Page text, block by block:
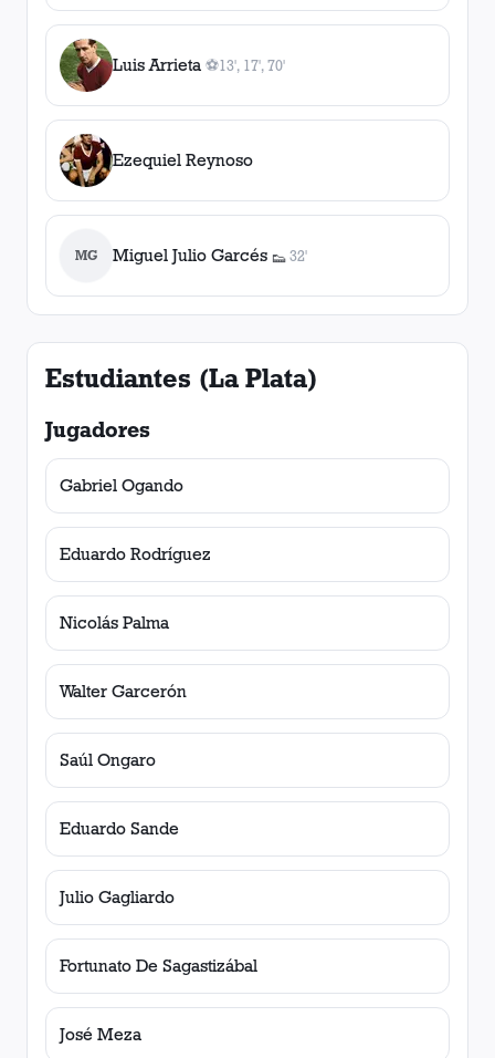
Luis Arrieta ⚽
3goles, 13', 17', 70'
13', 17', 70'
Ezequiel Reynoso
MG Miguel Julio Garcés 👟
1asistencia
32'
Estudiantes (La Plata)
Jugadores
Gabriel Ogando
Eduardo Rodríguez
Nicolás Palma
Walter Garcerón
Saúl Ongaro
Eduardo Sande
Julio Gagliardo
Fortunato De Sagastizábal
José Meza